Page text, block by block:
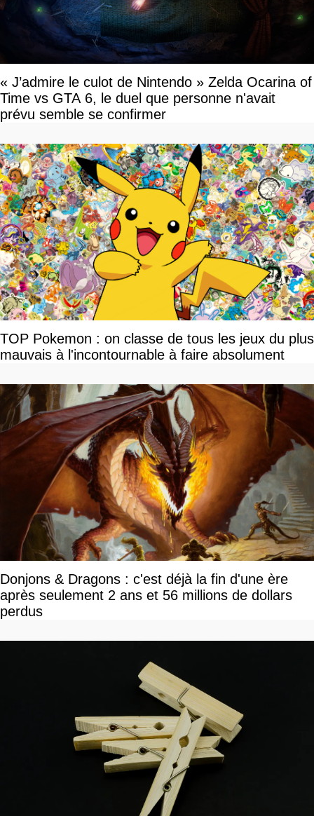
« J’admire le culot de Nintendo » Zelda Ocarina of
Time vs GTA 6, le duel que personne n'avait
prévu semble se confirmer
TOP Pokemon : on classe de tous les jeux du plus
mauvais à l'incontournable à faire absolument
Donjons & Dragons : c'est déjà la fin d'une ère
après seulement 2 ans et 56 millions de dollars
perdus